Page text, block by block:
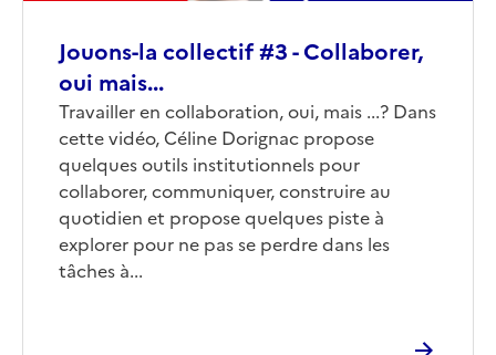
Jouons-la collectif #3 - Collaborer,
oui mais...
Corps
Travailler en collaboration, oui, mais ...? Dans
cette vidéo, Céline Dorignac propose
quelques outils institutionnels pour
collaborer, communiquer, construire au
quotidien et propose quelques piste à
explorer pour ne pas se perdre dans les
tâches à...